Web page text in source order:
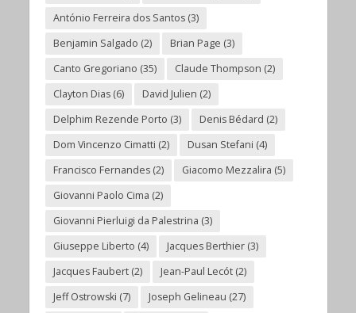
António Ferreira dos Santos(3)
Benjamin Salgado (2) Brian Page (3)
Canto Gregoriano (35) Claude Thompson (2)
Clayton Dias(6) David Julien (2)
Delphim Rezende Porto (3) Denis Bédard (2)
Dom Vincenzo Cimatti (2) Dusan Stefani (4)
Francisco Fernandes(2) Giacomo Mezzalira (5)
Giovanni Paolo Cima (2)
Giovanni Pierluigi da Palestrina (3)
Giuseppe Liberto (4) Jacques Berthier(3)
Jacques Faubert(2) Jean-Paul Lecót(2)
Jeff Ostrowski (7) Joseph Gelineau (27)